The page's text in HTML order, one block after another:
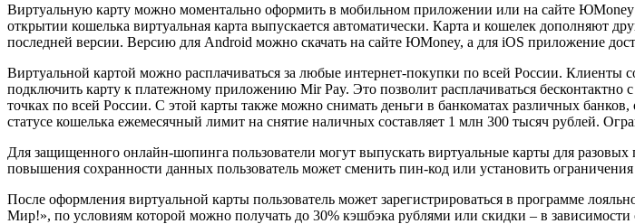
Виртуальную карту можно моментально оформить в мобильном приложении или на сайте
открытии кошелька виртуальная карта выпускается автоматически. Карта и кошелек
последней версии. Версию для Android можно скачать на сайте ЮMoney, а для iOS приложение
Виртуальной картой можно расплачиваться за любые интернет-покупки по всей России.
подключить карту к платежному приложению Mir Pay. Это позволит расплачиваться
точках по всей России. С этой карты также можно снимать деньги в банкоматах различных
статусе кошелька ежемесячный лимит на снятие наличных составляет 1 млн 300 тысяч рублей.
Для защищенного онлайн-шопинга пользователи могут выпускать виртуальные карты для
повышения сохранности данных пользователь может сменить пин-код или установить
После оформления виртуальной карты пользователь может зарегистрироваться в программе
Мир!», по условиям которой можно получать до 30% кэшбэка рублями или скидки – в